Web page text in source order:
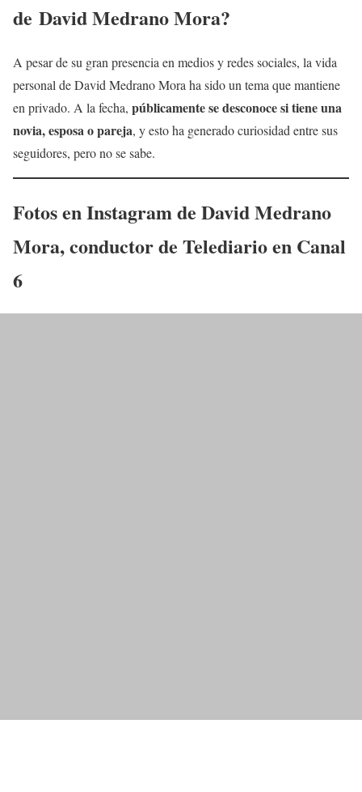
de David MedranoMora?
A pesar de su gran presencia en medios y redes sociales, la vida
personal de David Medrano Mora ha sido un tema que mantiene
en privado. A la fecha, públicamente se desconoce si tiene una
novia, esposa o pareja, y esto ha generado curiosidad entre sus
seguidores, pero no se sabe.
Fotos en Instagram de David Medrano
Mora, conductor de Telediario en Canal
6